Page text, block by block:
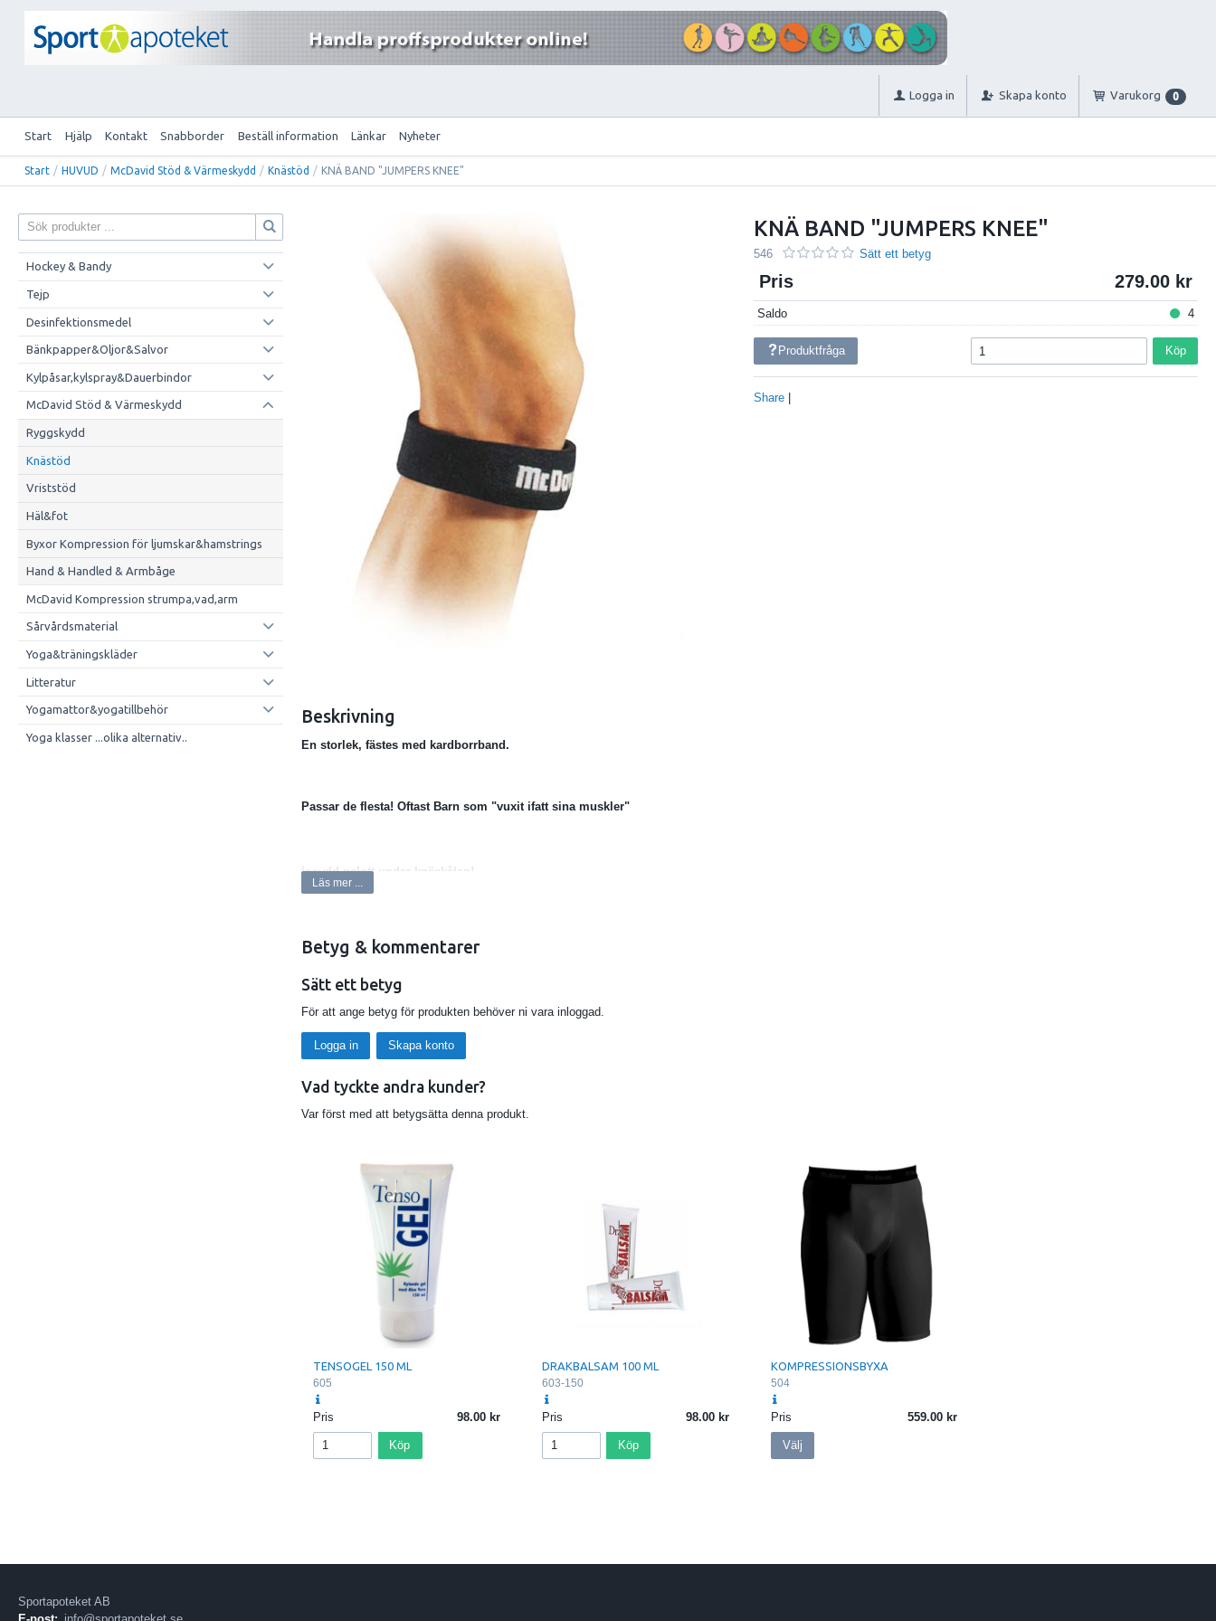
Logga in Skapa konto Varukorg 0
Start Hjälp Kontakt Snabborder Beställ information Länkar Nyheter
Start / HUVUD / McDavid Stöd & Värmeskydd / Knästöd / KNÄ BAND "JUMPERS KNEE"
Hockey & Bandy
Tejp
Desinfektionsmedel
Bänkpapper&Oljor&Salvor
Kylpåsar,kylspray&Dauerbindor
McDavid Stöd & Värmeskydd
Ryggskydd
Knästöd
Vriststöd
Häl&fot
Byxor Kompression för ljumskar&hamstrings
Hand & Handled & Armbåge
McDavid Kompression strumpa,vad,arm
Sårvårdsmaterial
Yoga&träningskläder
Litteratur
Yogamattor&yogatillbehör
Yoga klasser ...olika alternativ..
KNÄ BAND "JUMPERS KNEE"
546 Sätt ett betyg
Pris 279.00
Saldo 4
Produktfråga Köp
Share
Beskrivning
En storlek, fästes med kardborrband.
Passar de flesta! Oftast Barn som "vuxit ifatt sina muskler"
Insydd pelott under knäskålen!
Läs mer ...
Betyg & kommentarer
Sätt ett betyg
För att ange betyg för produkten behöver ni vara inloggad.
Logga in Skapa konto
Vad tyckte andra kunder?
Var först med att betygsätta denna produkt.
TENSOGEL 150 ML
605
Pris 98.00
Köp
DRAKBALSAM 100 ML
603-150
Pris 98.00
Köp
KOMPRESSIONSBYXA
504
Pris 559.00
Välj
Sportapoteket AB